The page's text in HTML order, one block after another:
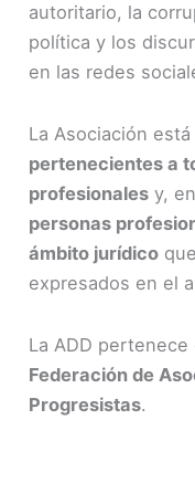
autoritario, la
política y los
en las redes
La Asociación
pertenecientes a
profesionales y,
personas
ámbito jurídico
expresados en el
La ADD
Federación de
Progresistas.